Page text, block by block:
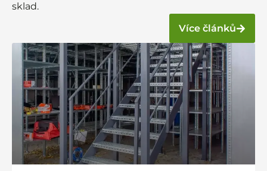
sklad.
Více článků